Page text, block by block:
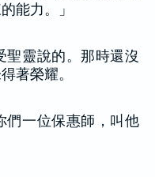
能力。」
聖靈說的。那時還沒
著榮耀。
們一位保惠師，叫他